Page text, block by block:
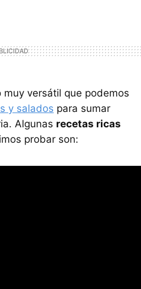
versátil que podemos
y salados para sumar
Algunas recetas ricas
probar son: